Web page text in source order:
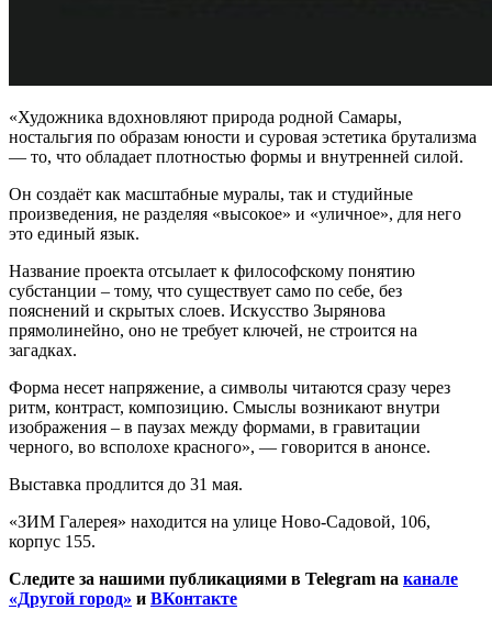
«Художника вдохновляют природа родной Самары,
ностальгия по образам юности и суровая эстетика брутализма
— то, что обладает плотностью формы и внутренней силой.
Он создаёт как масштабные муралы, так и студийные
произведения, не разделяя «высокое» и «уличное», для него
это единый язык.
Название проекта отсылает к философскому понятию
субстанции – тому, что существует само по себе, без
пояснений и скрытых слоев. Искусство Зырянова
прямолинейно, оно не требует ключей, не строится на
загадках.
Форма несет напряжение, а символы читаются сразу через
ритм, контраст, композицию. Смыслы возникают внутри
изображения – в паузах между формами, в гравитации
черного, во всполохе красного», — говорится в анонсе.
Выставка продлится до 31 мая.
«ЗИМ Галерея» находится на улице Ново-Садовой, 106,
корпус 155.
Следите за нашими публикациями в Telegram на канале
«Другой город» и ВКонтакте